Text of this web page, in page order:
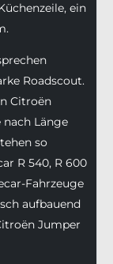
ein
Roadscout.
Citroën
Länge
so
R 540, R 600
Fahrzeuge
aufbauend
Jumper